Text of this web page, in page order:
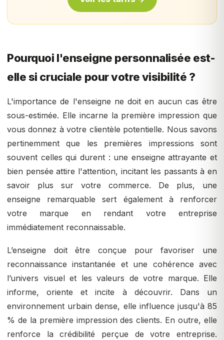
Pourquoi l'enseigne personnalisée est-
elle si cruciale pour votre visibilité ?
L'importance de l'enseigne ne doit en aucun cas être
sous-estimée. Elle incarne la première impression que
vous donnez à votre clientèle potentielle. Nous savons
pertinemment que les premières impressions sont
souvent celles qui durent : une enseigne attrayante et
bien pensée attire l'attention, incitant les passants à en
savoir plus sur votre commerce. De plus, une
enseigne remarquable sert également à renforcer
votre marque en rendant votre entreprise
immédiatement reconnaissable.
L’enseigne doit être conçue pour favoriser une
reconnaissance instantanée et une cohérence avec
l’univers visuel et les valeurs de votre marque. Elle
informe, oriente et incite à découvrir. Dans un
environnement urbain dense, elle influence jusqu'à 85
% de la première impression des clients. En outre, elle
renforce la crédibilité perçue de votre entreprise.